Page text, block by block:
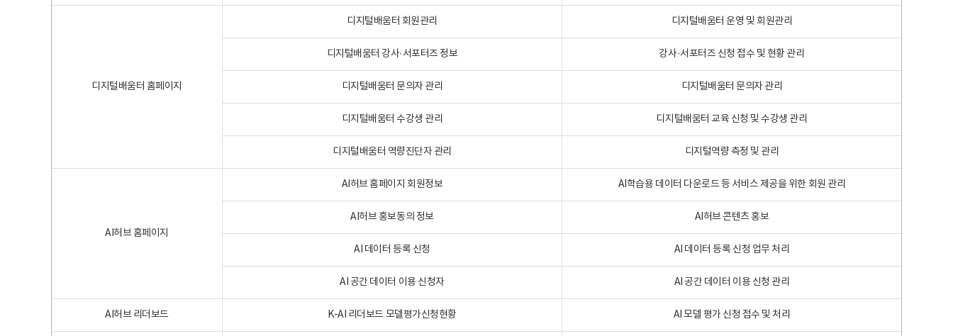
디지털배움터 홈페이지
디지털배움터 회원관리 디지털배움터 운영 및 회원관리
디지털배움터 강사·서포터즈 정보 강사·서포터즈 신청 접수 및 현황 관리
디지털배움터 문의자 관리 디지털배움터 문의자 관리
디지털배움터 수강생 관리 디지털배움터 교육 신청 및 수강생 관리
디지털배움터 역량진단자 관리 디지털역량 측정 및 관리
AI허브 홈페이지
AI허브 홈페이지 회원정보 AI학습용 데이터 다운로드 등 서비스 제공을 위한 회원 관리
AI허브 홍보동의 정보 AI허브 콘텐츠 홍보
AI 데이터 등록 신청 AI 데이터 등록 신청 업무 처리
AI 공간 데이터 이용 신청자 AI 공간 데이터 이용 신청 관리
AI허브 리더보드 K-AI 리더보드 모델평가신청현황 AI 모델 평가 신청 접수 및 처리